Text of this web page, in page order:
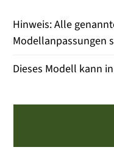
Hinweis: Alle
Modellanpassungen
Dieses Modell kann